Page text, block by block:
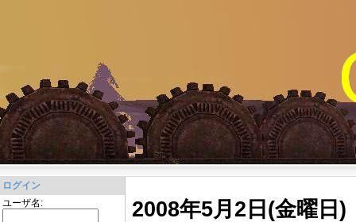
ログイン
ユーザ名:
2008年5月2日(金曜日)